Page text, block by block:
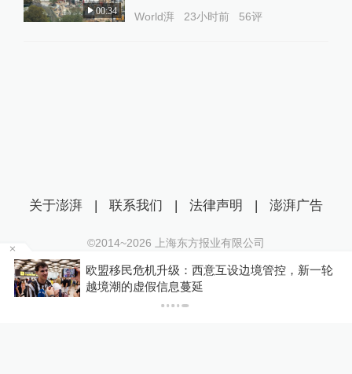
00:34 World湃 23小时前 56评
欧盟移民危机升级：西意互设边境管控，新一轮
越境潮的虚假信息蔓延
关于澎湃 | 联系我们 | 法律声明 | 澎湃广告
©2014~2026 上海东方报业有限公司
沪ICP证：沪B2-20170116 | 沪ICP备14003370号
互联网新闻信息服务许可证：31120170006
沪公网安备 31010602000299号